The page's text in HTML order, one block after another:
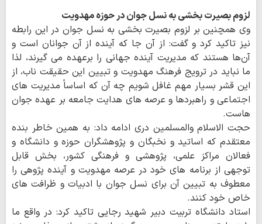
لزوم بصیرت بخشی به نسل جوان در حوزه مهدویت
وی همچنین بر لزوم بصیرت بخشی به نسل جوان در این رابطه
نیز تاکید کرد و گفت: از آن جا که آینده از آن جوانان است و
آن‌ها هستند که مدیریت آینده جهانی را برعهده می گیرند، لذا
ما نباید در ترویج فرهنگ مهدویت و تبیین این حقیقت ناب، از
این قشر بسیار مهم غافل شویم چه آن که اساساً مدیریت های
اجتماعی و راهبردها و عرصه های هدایت جامعه بر عهده جوان
هاست.
حجت الاسلام والمسلمین دری ادامه داد: به همین خاطر بنده
معتقدم که اساتید و نخبگان و پژوهشگران حوزه و دانشگاه و
فعالان مراکز علمی، پژوهشی و فرهنگی کشور، بخش قابل
توجهی از برنامه های خود در عرصه مهدویت و آینده پژوهی را
معطوف به تبیین آن برای نسل جوان با ادبیات و ظرافت های
خاص خود کنند.
استاد دانشگاه تربیت دبیر شهید رجایی تاکید کرد: در واقع ما